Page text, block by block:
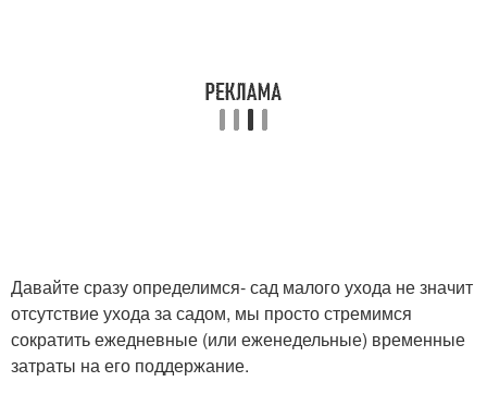
Давайте сразу определимся- сад малого ухода не значит
отсутствие ухода за садом, мы просто стремимся
сократить ежедневные (или еженедельные) временные
затраты на его поддержание.